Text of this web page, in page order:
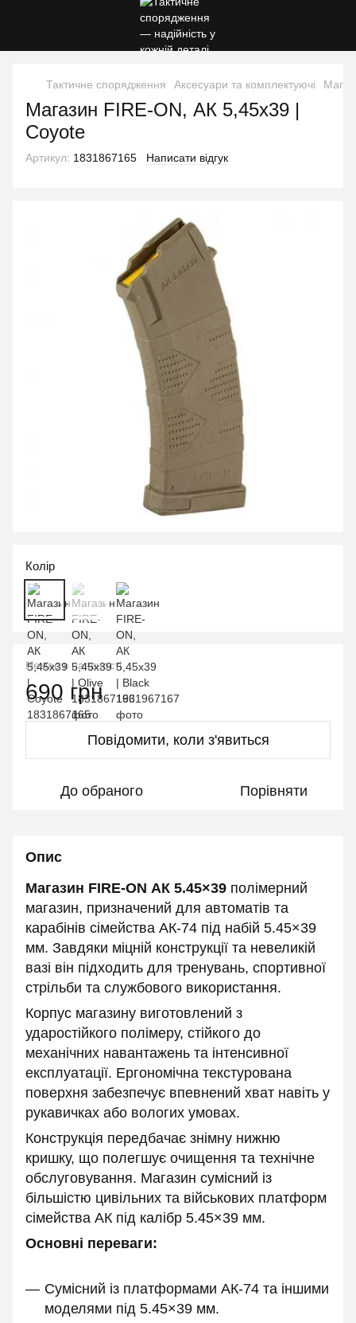
Тактичне спорядження Аксесуари та комплектуючі
Магазин FIRE-ON, АК 5,45x39 |
Coyote
Артикул: 1831867165 Написати відгук
Колір
Немає в наявності
690 грн
Повідомити, коли з'явиться
До обраного Порівняти
Опис
Магазин FIRE-ON АК 5.45×39 полімерний
магазин, призначений для автоматів та
карабінів сімейства АК-74 під набій 5.45×39
мм. Завдяки міцній конструкції та невеликій
вазі він підходить для тренувань, спортивної
стрільби та службового використання.
Корпус магазину виготовлений з
ударостійкого полімеру, стійкого до
механічних навантажень та інтенсивної
експлуатації. Ергономічна текстурована
поверхня забезпечує впевнений хват навіть у
рукавичках або вологих умовах.
Конструкція передбачає знімну нижню
кришку, що полегшує очищення та технічне
обслуговування. Магазин сумісний із
більшістю цивільних та військових платформ
сімейства АК під калібр 5.45×39 мм.
Основні переваги:
Сумісний із платформами АК-74 та іншими
моделями під 5.45×39 мм.